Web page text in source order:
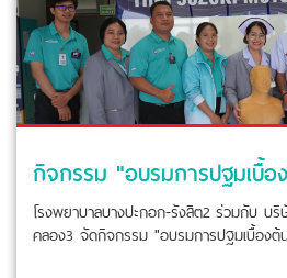
โรงพยาบาลบางปะกอก-รังสิต2 ร่วมกับ บ
คลอง3 จัดกิจกรรม "อบรมการปฐมเบื้องต้